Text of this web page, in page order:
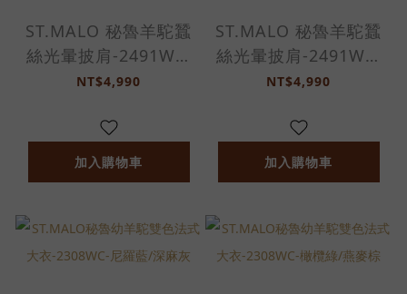
ST.MALO 秘魯羊駝蠶
絲光暈披肩-2491WS-
蔚藍色/孔雀綠
NT$4,990
加入購物車
ST.MALO 秘魯羊駝蠶
絲光暈披肩-2491WS-
夕陽橙/粉紫色
NT$4,990
加入購物車